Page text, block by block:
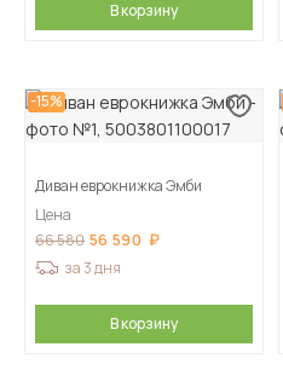
В корзину
-15%
Диван еврокнижка Эмби
Цена
66 580 56 590
за 3 дня
В корзину